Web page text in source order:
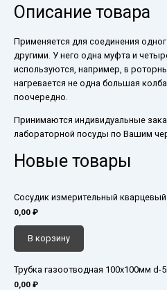
Описание товара
Применяется для соединения
другими. У него одна муфта и
используются, например, в
нагревается не одна большая
поочередно.
Принимаются индивидуальные
лабораторной посуды по Вашим
Новые товары
Сосудик измерительный кварцевый
0,00 ₽
В корзину
Трубка газоотводная 100х100мм d-
0,00 ₽